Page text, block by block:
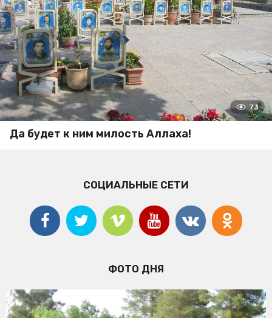
73
Да будет к ним милость Аллаха!
СОЦИАЛЬНЫЕ СЕТИ
ФОТО ДНЯ